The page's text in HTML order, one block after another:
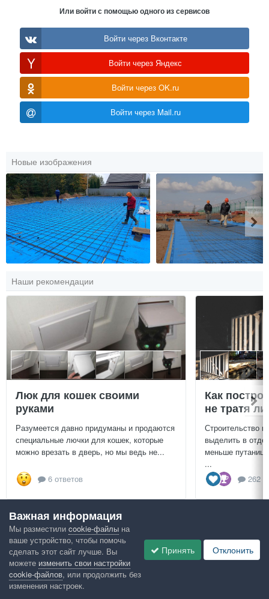
Или войти с помощью одного из сервисов
Войти через Вконтакте
Войти через Яндекс
Войти через OK.ru
Войти через Mail.ru
Новые изображения
Наши рекомендации
Люк для кошек своими
руками
Разумеется давно придуманы и продаются
специальные лючки для кошек, которые
можно врезать в дверь, но мы ведь не...
6 ответов
Как
не тратя
Строительство
выделить в
меньше
...
262
Посмотреть всё
Google рекомендует
Важная информация
Мы разместили cookie-файлы на
ваше устройство, чтобы помочь
сделать этот сайт лучше. Вы
можете изменить свои настройки
cookie-файлов, или продолжить без
изменения настроек.
Принять Отклонить